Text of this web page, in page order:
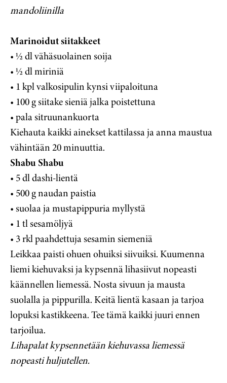
mandoliinilla
Marinoidut siitakkeet
• ½ dl vähäsuolainen soija
• ½ dl miriniä
• 1 kpl valkosipulin kynsi viipaloituna
• 100 g siitake sieniä jalka poistettuna
• pala sitruunankuorta
Kiehauta kaikki ainekset kattilassa ja anna maustua
vähintään 20 minuuttia.
Shabu Shabu
• 5 dl dashi-lientä
• 500 g naudan paistia
• suolaa ja mustapippuria myllystä
• 1 tl sesamöljyä
• 3 rkl paahdettuja sesamin siemeniä
Leikkaa paisti ohuen ohuiksi siivuiksi. Kuumenna
liemi kiehuvaksi ja kypsennä lihasiivut nopeasti
käännellen liemessä. Nosta sivuun ja mausta
suolalla ja pippurilla. Keitä lientä kasaan ja tarjoa
lopuksi kastikkeena. Tee tämä kaikki juuri ennen
tarjoilua.
Lihapalat kypsennetään kiehuvassa liemessä
nopeasti huljutellen.